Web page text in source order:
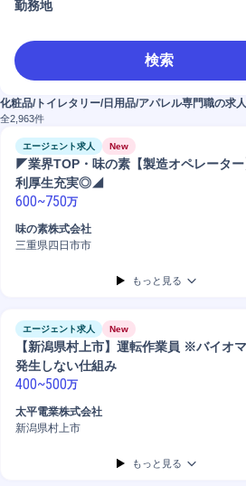
勤務地
検索
化粧品/トイレタリー/日用品/アパレル専門職の求
全2,963件
エージェント求人 New
◤業界TOP・味の素【製造オペレータ
利厚生充実◎◢
600~750万
味の素株式会社
三重県四日市市
もっと見る
エージェント求人 New
【新潟県村上市】運転作業員 ※バイ
発⽣しない仕組み
400~500万
太平電業株式会社
新潟県村上市
もっと見る